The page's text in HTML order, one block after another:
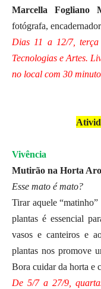
Marcella Fogliano
fotógrafa,
Dias 11 a 12/7,
Tecnologias e Artes.
no local com 30
Vivência
Mutirão na Horta
Esse mato é mato?
Tirar aquele
plantas é essencial
vasos e canteiros e
plantas nos promove
Bora cuidar da horta e
De 5/7 a 27/9,